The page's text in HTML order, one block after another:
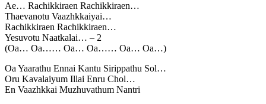
Ae… Rachikkiraen Rachikkiraen…
Thaevanotu Vaazhkkaiyai…
Rachikkiraen Rachikkiraen…
Yesuvotu Naatkalai… – 2
(Oa… Oa…… Oa… Oa…… Oa… Oa…)
Oa Yaarathu Ennai Kantu Sirippathu Sol…
Oru Kavalaiyum Illai Enru Chol…
En Vaazhkkai Muzhuvathum Nantri